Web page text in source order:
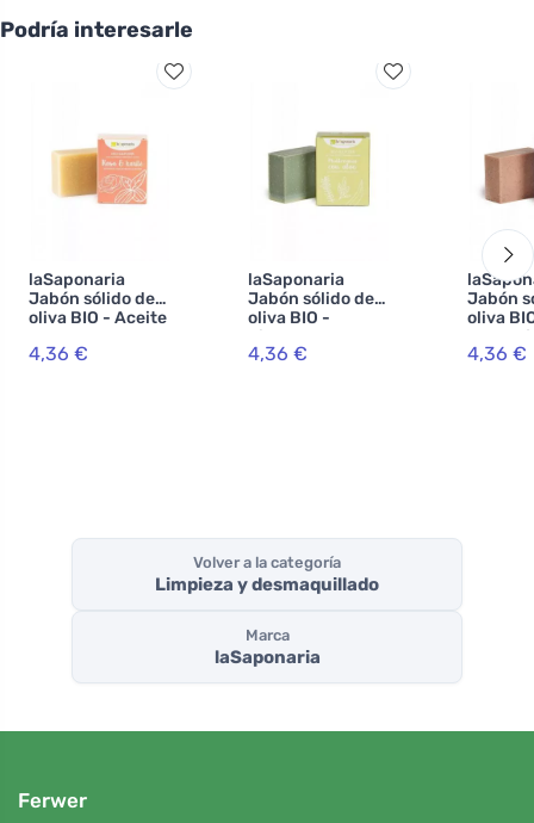
Podría interesarle
laSaponaria
Jabón sólido de
oliva BIO - Aceite
manteca de
4,36 €
laSaponaria
Jabón sólido de
oliva BIO -
hierbas
mediterráneas
4,36 €
Jabón
oliva
uvas
4,36 €
Volver a la categoría
Limpieza y desmaquillado
Marca
laSaponaria
Ferwer